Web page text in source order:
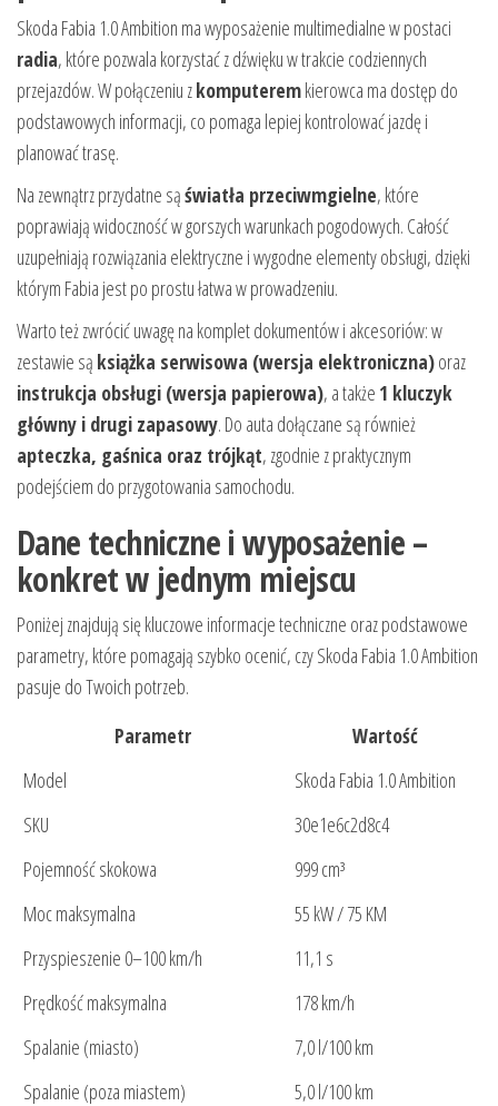
Skoda Fabia 1.0 Ambition ma wyposażenie multimedialne w postaci
radia, które pozwala korzystać z dźwięku w trakcie codziennych
przejazdów. W połączeniu zkomputeremkierowca ma dostęp do
podstawowych informacji, co pomaga lepiej kontrolować jazdę i
planować trasę.
Na zewnątrz przydatne sąświatła przeciwmgielne, które
poprawiają widoczność w gorszych warunkach pogodowych. Całość
uzupełniają rozwiązania elektryczne i wygodne elementy obsługi, dzięki
którym Fabia jest po prostu łatwa w prowadzeniu.
Warto też zwrócić uwagę na komplet dokumentów i akcesoriów: w
zestawie są książka serwisowa (wersja elektroniczna)oraz
instrukcja obsługi (wersja papierowa), a także 1 kluczyk
główny i drugi zapasowy. Do auta dołączane są również
apteczka, gaśnica oraz trójkąt, zgodnie z praktycznym
podejściem do przygotowania samochodu.
Dane techniczne i wyposażenie –
konkret w jednym miejscu
Poniżej znajdują się kluczowe informacje techniczne oraz podstawowe
parametry, które pomagają szybko ocenić, czy Skoda Fabia 1.0 Ambition
pasuje do Twoich potrzeb.
Parametr
Wartość
Model
Skoda Fabia 1.0 Ambition
SKU
30e1e6c2d8c4
Pojemność skokowa
999 cm³
Moc maksymalna
55 kW / 75 KM
Przyspieszenie 0–100 km/h
11,1 s
Prędkość maksymalna
178 km/h
Spalanie (miasto)
7,0 l/100 km
Spalanie (poza miastem)
5,0 l/100 km